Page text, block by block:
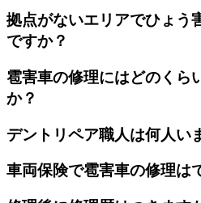
拠点がないエリアでひょう
ですか？
雹害車の修理にはどのくら
か？
デントリペア職人は何人い
車両保険で雹害車の修理は